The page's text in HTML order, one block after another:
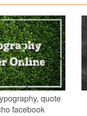
quote
facebook